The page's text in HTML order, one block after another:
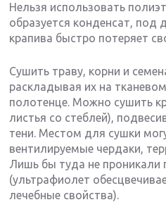
Нельзя использовать
образуется конденсат, под
крапива быстро потеряет
Сушить траву, корни и
раскладывая их на
полотенце. Можно сушить
листья со стеблей),
тени. Местом для сушки
вентилируемые чердаки,
Лишь бы туда не проникали
(ультрафиолет
лечебные свойства).